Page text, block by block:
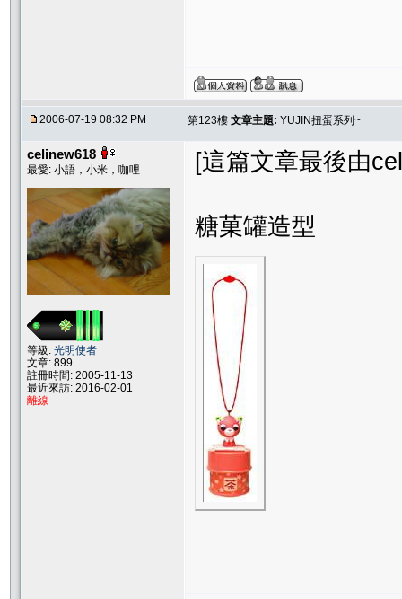
2006-07-19 08:32 PM 第123樓 文章主題: YUJIN扭蛋系列~
celinew618
最愛: 小語，小米，咖哩
等級: 光明使者
文章: 899
註冊時間: 2005-11-13
最近來訪: 2016-02-01
離線
[這篇文章最後由
糖菓罐造型